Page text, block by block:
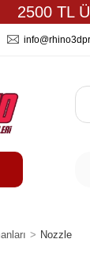
2500 TL
Nozzle